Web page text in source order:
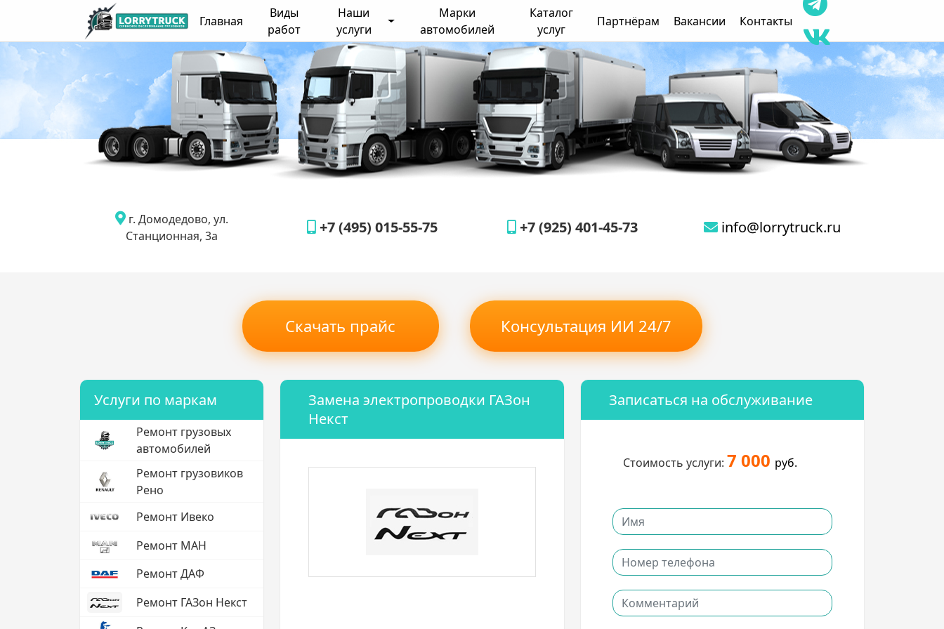
Главная
Виды
работ
Наши
услуги
Марки
автомобилей
Каталог
услуг
Партнёрам Вакансии Контакты
г. Домодедово, ул.
Станционная, 3а
+7 (495) 015-55-75 +7 (925) 401-45-73 info@lorrytruck.ru
Скачать прайс Консультация ИИ 24/7
Услуги по маркам
Ремонт грузовых
автомобилей
Ремонт грузовиков
Рено
Ремонт Ивеко
Ремонт МАН
Ремонт ДАФ
Ремонт ГАЗон Некст
Замена электропроводки ГАЗон
Некст
Записаться на обслуживание
Стоимость услуги: 7 000 руб.